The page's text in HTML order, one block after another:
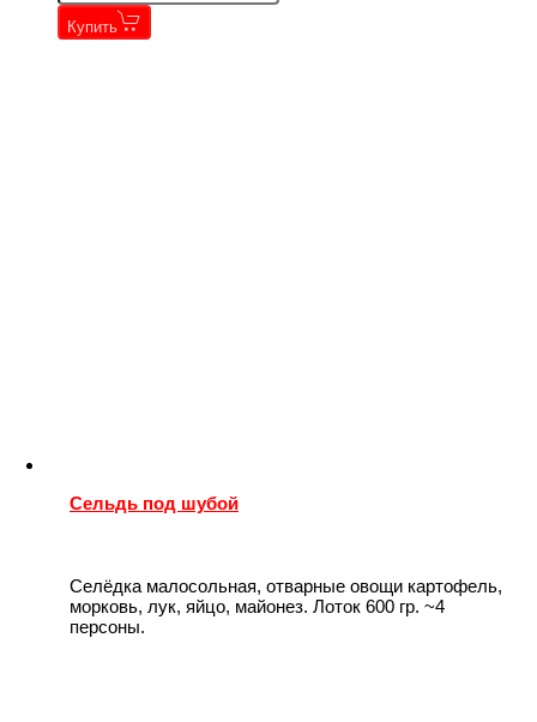
Купить
Сельдь под шубой
Селёдка малосольная, отварные овощи картофель,
морковь, лук, яйцо, майонез. Лоток 600 гр. ~4
персоны.